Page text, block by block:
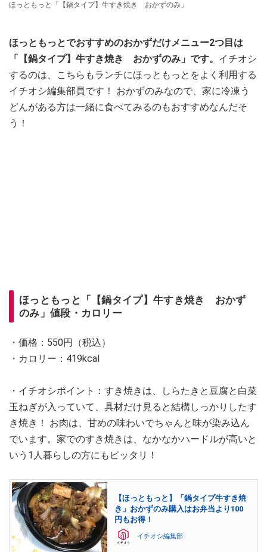
ほっともっと「【鍋タイプ】牛すき焼き おかずのみ」
ほっともっとでおすすめのおかずだけメニュー2つ目は
「【鍋タイプ】牛すき焼き おかずのみ」です。 イチオシ
するのは、こちらもランチにほっともっとをよく利用する
イチオシ編集部員です！ おかずのみなので、家に冷凍う
どんがある方は一緒に食べてみるのもおすすめなんだそ
う！
ほっともっと「【鍋タイプ】牛すき焼き おかず
のみ」値段・カロリー
・価格：550円（税込）
・カロリー：419kcal
・イチオシポイント：すき焼きは、しらたきと豆腐と白菜
玉ねぎが入っていて、具材だけ見ると結構しっかりしたす
き焼き！ お肉は、甘めの味わいでちゃんと味が染み込ん
でいます。家でのすき焼きは、なかなかハードルが高いと
いう1人暮らしの方にもピッタリ！
【ほっともっと】「鍋タイプ牛すき焼
き」おかずのみ購入はお弁当より100
円もお得！
イチオシ編集部